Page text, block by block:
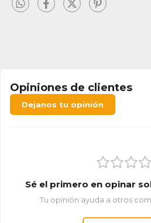
Opiniones de clientes
Dejanos tu opinión
Sé el primero en opinar
Tu opinión ayuda a otros